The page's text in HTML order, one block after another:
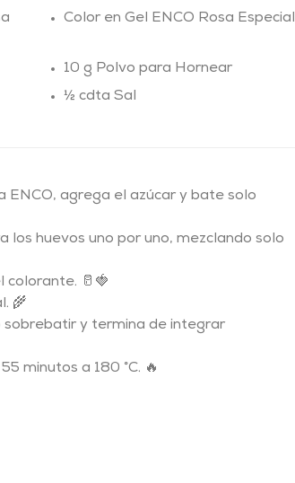
Color en Gel ENCO Rosa Especial
10 g Polvo para Hornear
½ cdta Sal
agrega el azúcar y bate solo
huevos uno por uno, mezclando solo
colorante. 🥛🍓
🌾
sobrebatir y termina de integrar
minutos a 180 °C. 🔥